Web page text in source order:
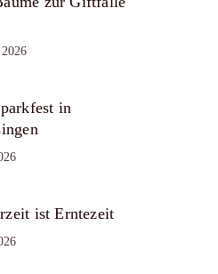
in
ist Erntezeit